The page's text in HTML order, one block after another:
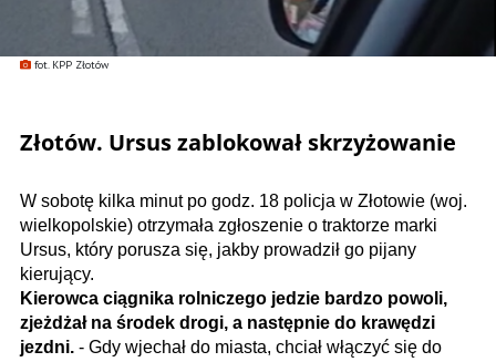
fot. KPP Złotów
Złotów. Ursus zablokował skrzyżowanie
W sobotę kilka minut po godz. 18 policja w Złotowie (woj.
wielkopolskie) otrzymała zgłoszenie o traktorze marki
Ursus, który porusza się, jakby prowadził go pijany
kierujący.
Kierowca ciągnika rolniczego jedzie bardzo powoli,
zjeżdżał na środek drogi, a następnie do krawędzi
jezdni. - Gdy wjechał do miasta, chciał włączyć się do